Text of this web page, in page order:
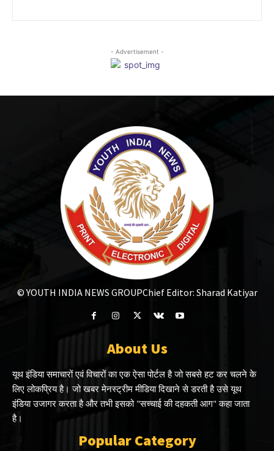
- Advertisement -
© YOUTH INDIA NEWS GROUPChief Editor: Sharad Katiyar
About Us
यूथ इंडिया समाचारों एवं विचारों का एक ऐसा पोर्टल है जो सबसे हट कर चलने के
लिए लोकप्रिय है। जो खबर मेनस्ट्रीम मीडिया दिखाने से डरती है उसे यूथ
इंडिया उजागर करता है और तभी इसको "सच्चाई की दहकती आग" कहा जाता
है।
Popular Category